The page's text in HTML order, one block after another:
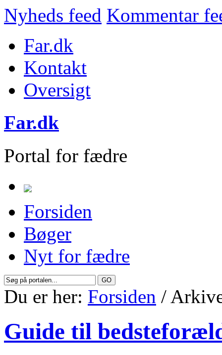
Nyheds feed Kommentar
Far.dk
Kontakt
Oversigt
Far.dk
Portal for fædre
Forsiden
Bøger
Nyt for fædre
Du er her: Forsiden /
Guide til